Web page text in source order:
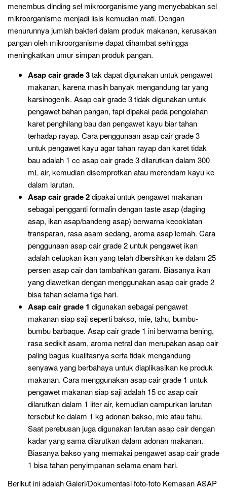
menembus dinding sel mikroorganisme yang menyebabkan sel
mikroorganisme menjadi lisis kemudian mati. Dengan
menurunnya jumlah bakteri dalam produk makanan, kerusakan
pangan oleh mikroorganisme dapat dihambat sehingga
meningkatkan umur simpan produk pangan.
Asap cair grade 3tak dapat digunakan untuk pengawet
makanan, karena masih banyak mengandung tar yang
karsinogenik. Asap cair grade 3 tidak digunakan untuk
pengawet bahan pangan, tapi dipakai pada pengolahan
karet penghilang bau dan pengawet kayu biar tahan
terhadap rayap. Cara penggunaan asap cair grade 3
untuk pengawet kayu agar tahan rayap dan karet tidak
bau adalah 1 cc asap cair grade 3 dilarutkan dalam 300
mL air, kemudian disemprotkan atau merendam kayu ke
dalam larutan.
Asap cair grade 2dipakai untuk pengawet makanan
sebagai pengganti formalin dengan taste asap (daging
asap, ikan asap/bandeng asap) berwarna kecoklatan
transparan, rasa asam sedang, aroma asap lemah. Cara
penggunaan asap cair grade 2 untuk pengawet ikan
adalah celupkan ikan yang telah dibersihkan ke dalam 25
persen asap cair dan tambahkan garam. Biasanya ikan
yang diawetkan dengan menggunakan asap cair grade 2
bisa tahan selama tiga hari.
Asap cair grade 1 digunakan sebagai pengawet
makanan siap saji seperti bakso, mie, tahu, bumbu-
bumbu barbaque. Asap cair grade 1 ini berwarna bening,
rasa sedikit asam, aroma netral dan merupakan asap cair
paling bagus kualitasnya serta tidak mengandung
senyawa yang berbahaya untuk diaplikasikan ke produk
makanan. Cara menggunakan asap cair grade 1 untuk
pengawet makanan siap saji adalah 15 cc asap cair
dilarutkan dalam 1 liter air, kemudian campurkan larutan
tersebut ke dalam 1 kg adonan bakso, mie atau tahu.
Saat perebusan juga digunakan larutan asap cair dengan
kadar yang sama dilarutkan dalam adonan makanan.
Biasanya bakso yang memakai pengawet asap cair grade
1 bisa tahan penyimpanan selama enam hari.
Berikut ini adalah Galeri/Dokumentasi foto-foto Kemasan ASAP